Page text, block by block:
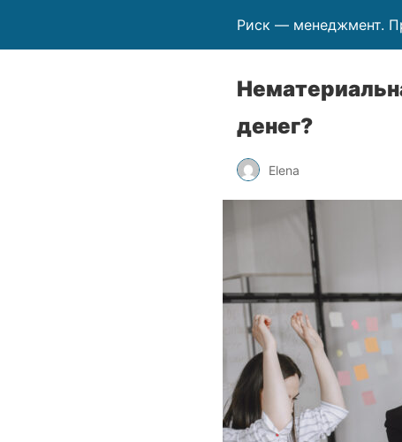
Риск — менеджмент.
денег?
Elena